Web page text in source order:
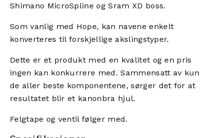
Shimano MicroSpline og Sram XD boss.
Som vanlig med Hope, kan navene enkelt
konverteres til forskjellige akslingstyper.
Dette er et produkt med en kvalitet og en pris
ingen kan konkurrere med. Sammensatt av kun
de aller beste komponentene, sørger det for at
resultatet blir et kanonbra hjul.
Felgtape og ventil følger med.